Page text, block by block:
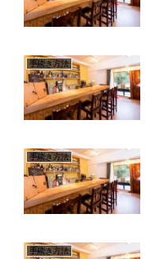
手続き方法
手続き方法
手続き方法